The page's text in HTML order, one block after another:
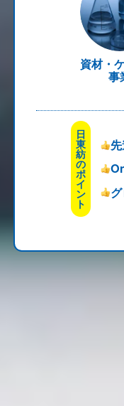
資材・
事
日
東
紡
の
ポ
イ
ン
ト